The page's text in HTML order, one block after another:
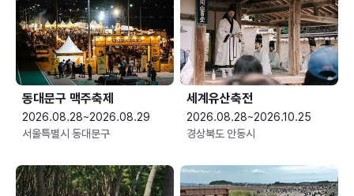
동대문구 맥주축제
2026.08.28~2026.08.29
서울특별시 동대문구
세계유산축전
2026.08.28~2026.10.25
경상북도 안동시